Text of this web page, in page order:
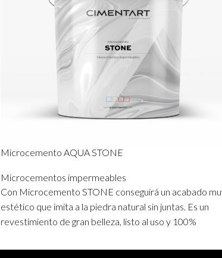
Microcemento AQUA STONE
Microcementos impermeables
Con Microcemento STONE conseguirá un acabado
estético que imita a la piedra natural sin juntas. Es un
revestimiento de gran belleza, listo al uso y 100%
interior y exterior. Disponible en 35 colores.